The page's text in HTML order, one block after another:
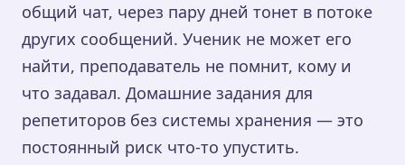
общий чат, через пару дней тонет в потоке
других сообщений. Ученик не может его
найти, преподаватель не помнит, кому и
что задавал. Домашние задания для
репетиторов без системы хранения — это
постоянный риск что-то упустить.